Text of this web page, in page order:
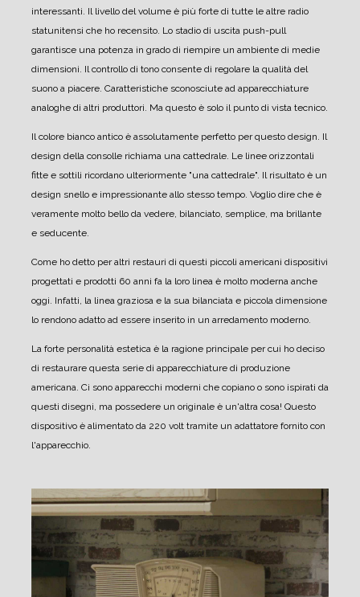
interessanti. Il livello del volume è più forte di tutte le altre radio
statunitensi che ho recensito. Lo stadio di uscita push-pull
garantisce una potenza in grado di riempire un ambiente di medie
dimensioni. Il controllo di tono consente di regolare la qualità del
suono a piacere. Caratteristiche sconosciute ad apparecchiature
analoghe di altri produttori. Ma questo è solo il punto di vista tecnico.
Il colore bianco antico è assolutamente perfetto per questo design. Il
design della consolle richiama una cattedrale. Le linee orizzontali
fitte e sottili ricordano ulteriormente "una cattedrale". Il risultato è un
design snello e impressionante allo stesso tempo. Voglio dire che è
veramente molto bello da vedere, bilanciato, semplice, ma brillante
e seducente.
Come ho detto per altri restauri di questi piccoli americani dispositivi
progettati e prodotti 60 anni fa la loro linea è molto moderna anche
oggi. Infatti, la linea graziosa e la sua bilanciata e piccola dimensione
lo rendono adatto ad essere inserito in un arredamento moderno.
La forte personalità estetica è la ragione principale per cui ho deciso
di restaurare questa serie di apparecchiature di produzione
americana. Ci sono apparecchi moderni che copiano o sono ispirati da
questi disegni, ma possedere un originale è un'altra cosa! Questo
dispositivo è alimentato da 220 volt tramite un adattatore fornito con
l'apparecchio.